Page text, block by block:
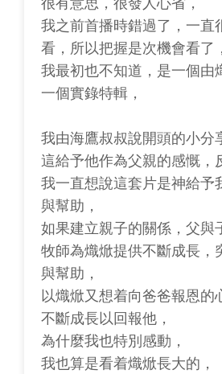
我之前首播時錯過了，一直
看，所以把握是次機會看了，
我最初也不知道，是一個由
一個實錄特輯，
我由海鷹叔叔說開頭的小分
這給予他作為父親的感慨，
我一直想說這套片是神給予
與幫助，
如果建立親子的關係，父與
牧師為熾焮提供不斷成長，
與幫助，
以熾焮又想着向爸爸報恩的
不斷成長以回報他，
為什麼我也特別感動，
我也算是看着熾焮長大的，